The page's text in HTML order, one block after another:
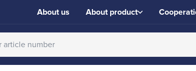
About us About product